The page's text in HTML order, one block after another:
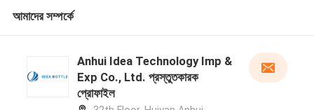
আমাদের সম্পর্কে
Anhui Idea Technology Imp &
Exp Co., Ltd. প্রস্তুতকারক
প্রোফাইল